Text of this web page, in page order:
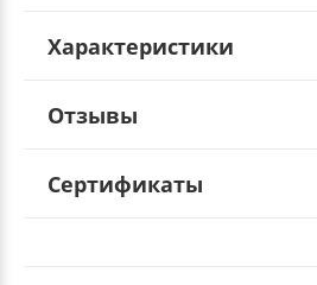
Характеристики
Отзывы
Сертификаты